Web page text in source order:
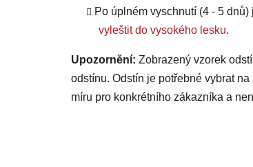
Po úplném vyschnutí (4 - 5
vyleštit do vysokého lesku.
Upozornění: Zobrazený vzorek
odstínu. Odstín je potřebné vybrat
míru pro konkrétního zákazníka a